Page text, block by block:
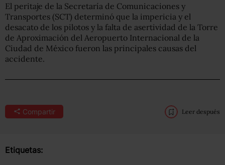
El peritaje de la Secretaría de Comunicaciones y
Transportes (SCT) determinó que la impericia y el
desacato de los pilotos y la falta de asertividad de la Torre
de Aproximación del Aeropuerto Internacional de la
Ciudad de México fueron las principales causas del
accidente.
Compartir Leer después
Etiquetas: